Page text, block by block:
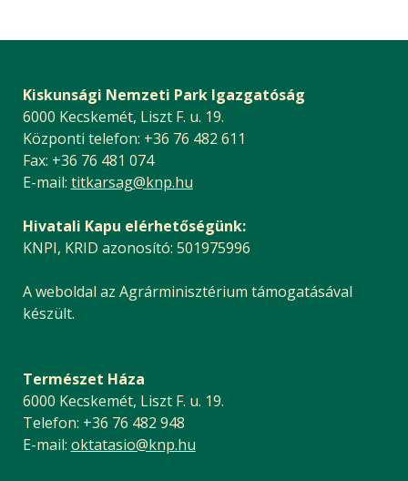
Kiskunsági Nemzeti Park Igazgatóság
6000 Kecskemét, Liszt F. u. 19.
Központi telefon: +36 76 482 611
Fax: +36 76 481 074
E-mail: titkarsag@knp.hu
Hivatali Kapu elérhetőségünk:
KNPI, KRID azonosító: 501975996
A weboldal az Agrárminisztérium támogatásával
készült.
Természet Háza
6000 Kecskemét, Liszt F. u. 19.
Telefon: +36 76 482 948
E-mail: oktatasio@knp.hu